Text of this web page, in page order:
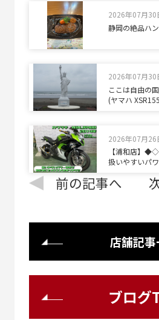
2026年07月30
静岡の絶品ハ
2026年07月30
ここは自由の
(ヤマハ
2026年07月26
【浦和店】
扱いやすいパ
前の記事へ
店舗記
ブログ